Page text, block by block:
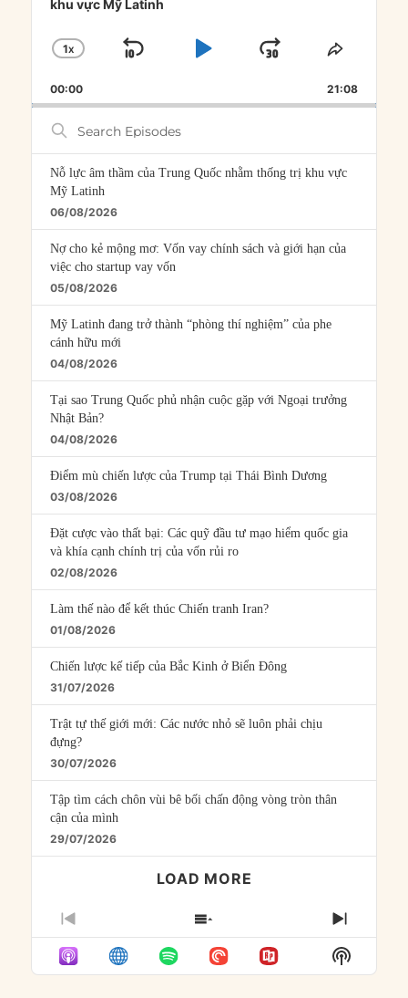
khu vực Mỹ Latinh
CHANGE
RATE
1X
SKIP
PLAYJUMP
FORWARD
SHARE
00:00 21:08
Search
Episodes
Nỗ lực âm thầm của Trung Quốc nhằm thống trị khu vực
Mỹ Latinh
06/08/2026
Nợ cho kẻ mộng mơ: Vốn vay chính sách và giới hạn của
việc cho startup vay vốn
05/08/2026
Mỹ Latinh đang trở thành “phòng thí nghiệm” của phe
cánh hữu mới
04/08/2026
Tại sao Trung Quốc phủ nhận cuộc gặp với Ngoại trưởng
Nhật Bản?
04/08/2026
Điểm mù chiến lược của Trump tại Thái Bình Dương
03/08/2026
Đặt cược vào thất bại: Các quỹ đầu tư mạo hiểm quốc gia
và khía cạnh chính trị của vốn rủi ro
02/08/2026
Làm thế nào để kết thúc Chiến tranh Iran?
01/08/2026
Chiến lược kế tiếp của Bắc Kinh ở Biển Đông
31/07/2026
Trật tự thế giới mới: Các nước nhỏ sẽ luôn phải chịu
đựng?
30/07/2026
Tập tìm cách chôn vùi bê bối chấn động vòng tròn thân
cận của mình
29/07/2026
LOAD MORE
PREVIOUS
EPISODE
SHOW
EPISODES
LIST
NEXT
Show
Podcast